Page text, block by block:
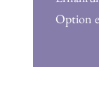
Option